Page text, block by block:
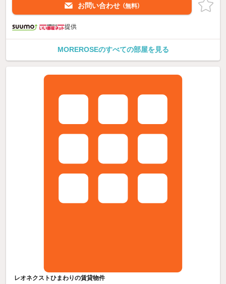
お問い合わせ （無料）
提供
MOREROSEのすべての部屋を見る
レオネクストひまわりの賃貸物件